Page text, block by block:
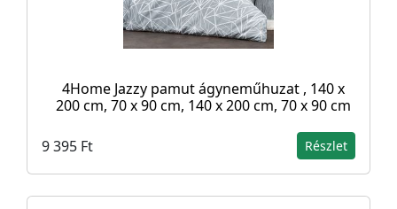
4Home Jazzy pamut ágyneműhuzat , 140 x
200 cm, 70 x 90 cm, 140 x 200 cm, 70 x 90 cm
9 395 Ft Részlet